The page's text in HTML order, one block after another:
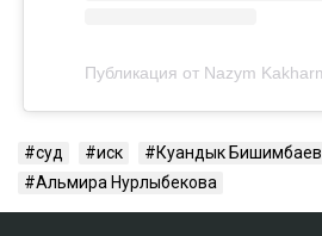
суд иск Куандык Бишимбаев
Альмира Нурлыбекова